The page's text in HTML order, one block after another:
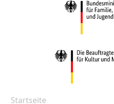
Startseite